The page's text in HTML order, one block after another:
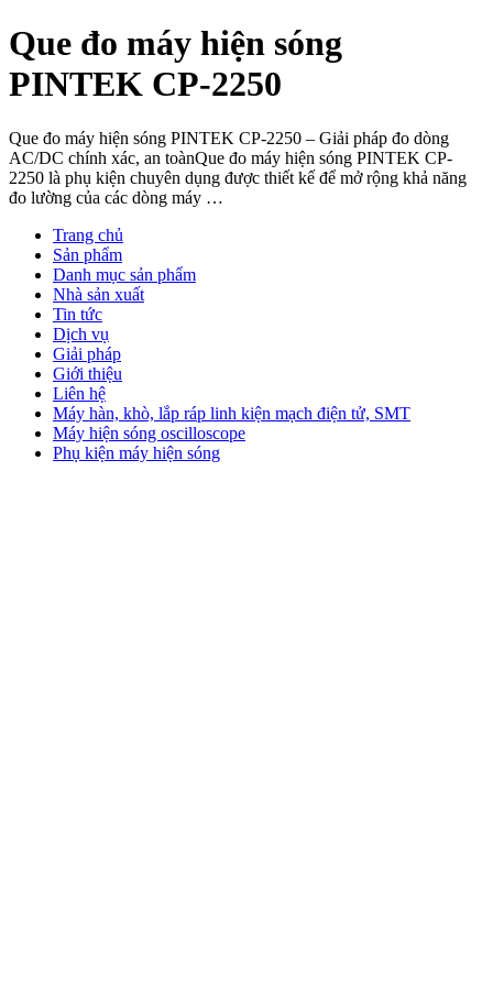
Que đo máy hiện sóng
PINTEK CP-2250
Que đo máy hiện sóng PINTEK CP-2250 – Giải pháp đo dòng
AC/DC chính xác, an toànQue đo máy hiện sóng PINTEK CP-
2250 là phụ kiện chuyên dụng được thiết kế để mở rộng khả năng
đo lường của các dòng máy …
Trang chủ
Sản phẩm
Danh mục sản phẩm
Nhà sản xuất
Tin tức
Dịch vụ
Giải pháp
Giới thiệu
Liên hệ
Máy hàn, khò, lắp ráp linh kiện mạch điện tử, SMT
Máy hiện sóng oscilloscope
Phụ kiện máy hiện sóng